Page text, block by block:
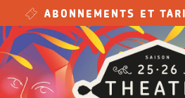
Skip to main content
ABONNEMENTS ET